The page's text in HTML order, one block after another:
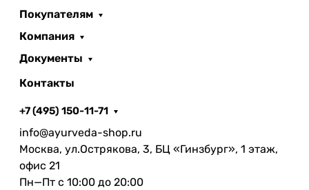
Покупателям
Компания
Документы
Контакты
+7 (495) 150-11-71
info@ayurveda-shop.ru
Москва, ул.Острякова, 3, БЦ «Гинзбург», 1 этаж,
офис 21
Пн—Пт с 10:00 до 20:00